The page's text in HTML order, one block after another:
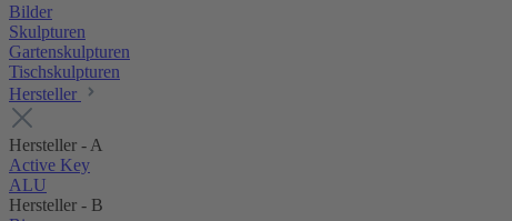
Bilder
Skulpturen
Gartenskulpturen
Tischskulpturen
Hersteller
Hersteller - A
Active Key
ALU
Hersteller - B